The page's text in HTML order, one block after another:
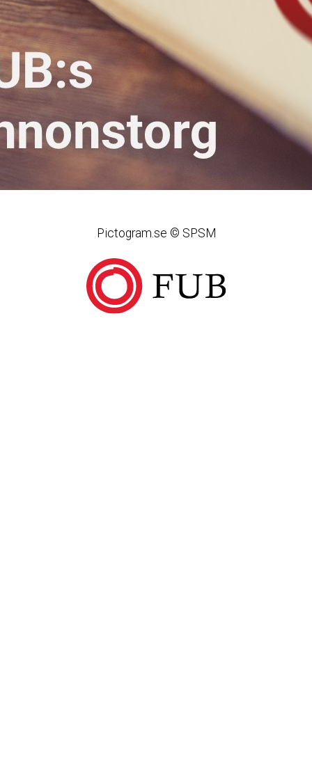
Pictogram.se © SPSM